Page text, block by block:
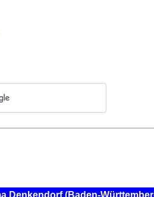
Denkendorf (Baden-